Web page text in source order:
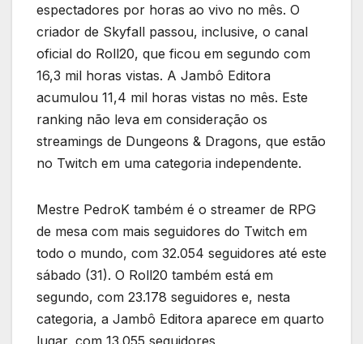
espectadores por horas ao vivo no mês. O
criador de Skyfall passou, inclusive, o canal
oficial do Roll20, que ficou em segundo com
16,3 mil horas vistas. A Jambô Editora
acumulou 11,4 mil horas vistas no mês. Este
ranking não leva em consideração os
streamings de Dungeons & Dragons, que estão
no Twitch em uma categoria independente.
Mestre PedroK também é o streamer de RPG
de mesa com mais seguidores do Twitch em
todo o mundo, com 32.054 seguidores até este
sábado (31). O Roll20 também está em
segundo, com 23.178 seguidores e, nesta
categoria, a Jambô Editora aparece em quarto
lugar, com 13.055 seguidores